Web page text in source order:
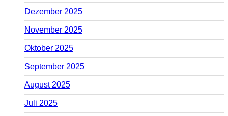
Dezember 2025
November 2025
Oktober 2025
September 2025
August 2025
Juli 2025